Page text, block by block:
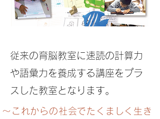
従来の育脳教室に速読の計算力
や語彙力を養成する講座をプラ
スした教室となります。
～これからの社会でたくましく生き